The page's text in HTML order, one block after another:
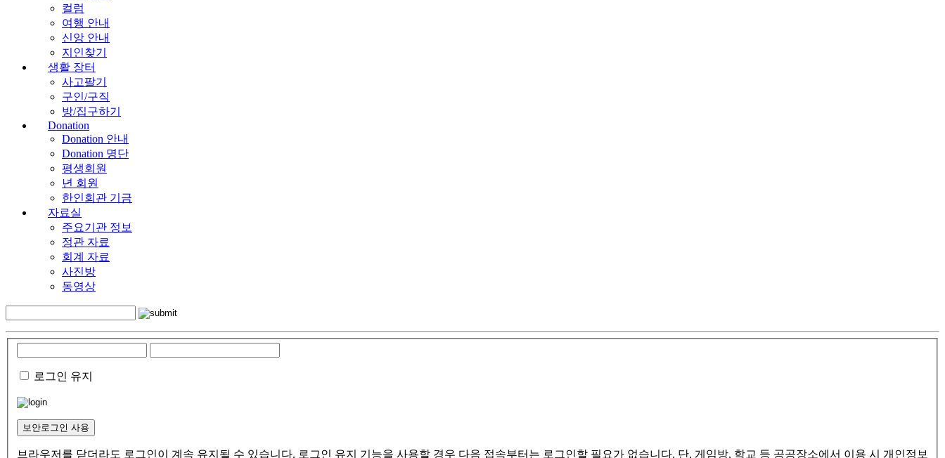
컬럼
여행 안내
신앙 안내
지인찾기
생활 장터
사고팔기
구인/구직
방/집구하기
Donation
Donation 안내
Donation 명단
평생회원
년 회원
한인회관 기금
자료실
주요기관 정보
정관 자료
회계 자료
사진방
동영상
로그인 유지
보안로그인 사용
브라우저를 닫더라도 로그인이 계속 유지될 수 있습니다. 로그인 유지 기능을 사용할 경우 다음 접속부터는 로그인할 필요가 없습니다. 단, 게임방, 학교 등 공공장소에서 이용 시 개인정보